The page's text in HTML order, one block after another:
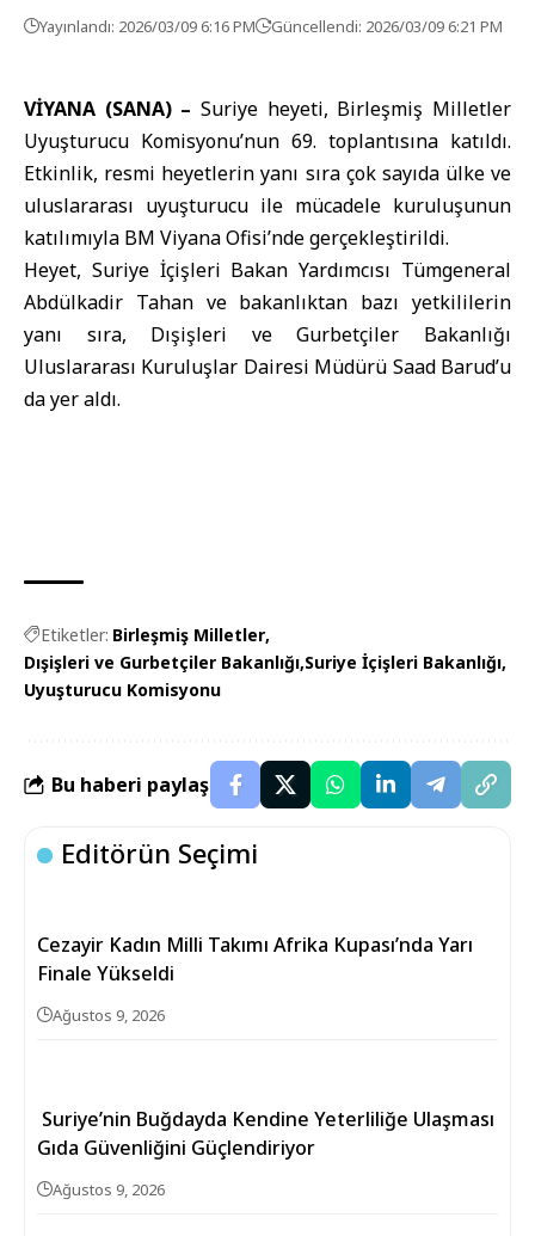
Yayınlandı: 2026/03/09 6:16 PM Güncellendi: 2026/03/09 6:21 PM
VİYANA (SANA) – Suriye heyeti, Birleşmiş Milletler
Uyuşturucu Komisyonu’nun 69. toplantısına katıldı.
Etkinlik, resmi heyetlerin yanı sıra çok sayıda ülke ve
uluslararası uyuşturucu ile mücadele kuruluşunun
katılımıyla BM ViyanaOfisi’nde gerçekleştirildi.
Heyet, Suriye İçişleri Bakan Yardımcısı Tümgeneral
Abdülkadir Tahan ve bakanlıktan bazı yetkililerin
yanı sıra, Dışişleri ve Gurbetçiler Bakanlığı
Uluslararası Kuruluşlar Dairesi Müdürü Saad Barud’u
da yer aldı.
Etiketler: Birleşmiş Milletler
Dışişleri ve Gurbetçiler Bakanlığı Suriye İçişleri Bakanlığı
Uyuşturucu Komisyonu
Bu haberi paylaş
Editörün Seçimi
Cezayir Kadın Milli Takımı Afrika Kupası’nda Yarı
Finale Yükseldi
Ağustos 9, 2026
Suriye’nin Buğdayda Kendine Yeterliliğe Ulaşması
Gıda Güvenliğini Güçlendiriyor
Ağustos 9, 2026